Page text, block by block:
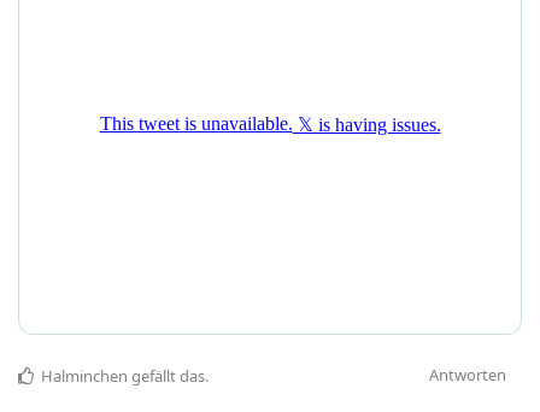
Antworten
Halminchen gefällt das.